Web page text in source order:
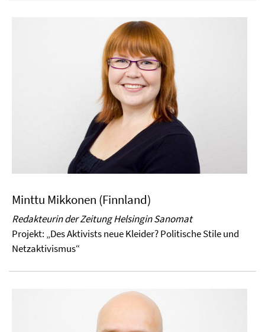
Minttu Mikkonen (Finnland)
Redakteurin der Zeitung Helsingin Sanomat
Projekt: „Des Aktivists neue Kleider? Politische Stile und
Netzaktivismus“